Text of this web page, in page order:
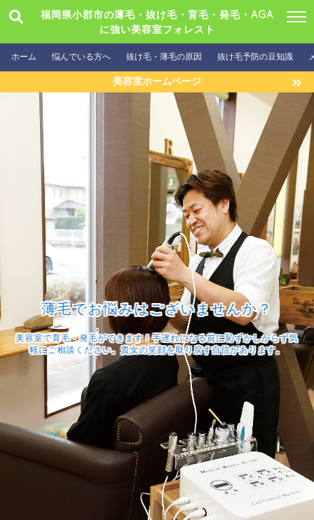
福岡県小郡市の薄毛・抜け毛・育毛・発毛・AGA
に強い美容室フォレスト
ホーム 悩んでいる方へ 抜け毛・薄毛の原因 抜け毛予防の豆知識
美容室ホームページ
薄毛でお悩みはございませんか？
美容室で育毛・発毛ができます！手遅れになる前に恥ずかしがらず気
軽にご相談ください。貴女の笑顔を取り戻す自信があります。